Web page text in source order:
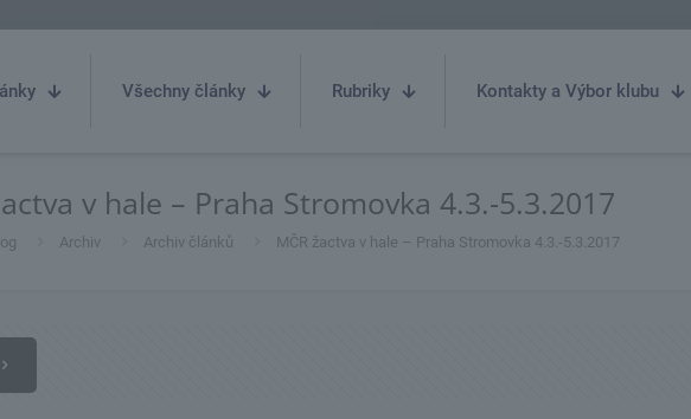
Všechny články Rubriky Kontakty a Výbor klubu
v hale – Praha Stromovka 4.3.-5.3.2017
Archiv Archiv článků MČR žactva v hale – Praha Stromovka 4.3.-5.3.2017